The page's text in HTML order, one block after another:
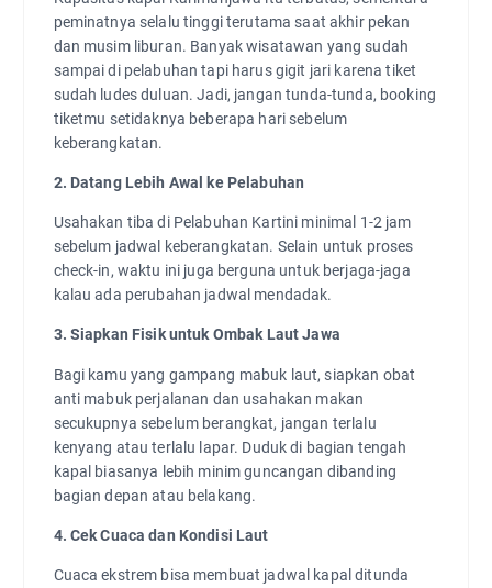
peminatnya selalu tinggi terutama saat akhir pekan
dan musim liburan. Banyak wisatawan yang sudah
sampai di pelabuhan tapi harus gigit jari karena tiket
sudah ludes duluan. Jadi, jangan tunda-tunda, booking
tiketmu setidaknya beberapa hari sebelum
keberangkatan.
2. Datang Lebih Awal ke Pelabuhan
Usahakan tiba di Pelabuhan Kartini minimal 1-2 jam
sebelum jadwal keberangkatan. Selain untuk proses
check-in, waktu ini juga berguna untuk berjaga-jaga
kalau ada perubahan jadwal mendadak.
3. Siapkan Fisik untuk Ombak Laut Jawa
Bagi kamu yang gampang mabuk laut, siapkan obat
anti mabuk perjalanan dan usahakan makan
secukupnya sebelum berangkat, jangan terlalu
kenyang atau terlalu lapar. Duduk di bagian tengah
kapal biasanya lebih minim guncangan dibanding
bagian depan atau belakang.
4. Cek Cuaca dan Kondisi Laut
Cuaca ekstrem bisa membuat jadwal kapal ditunda